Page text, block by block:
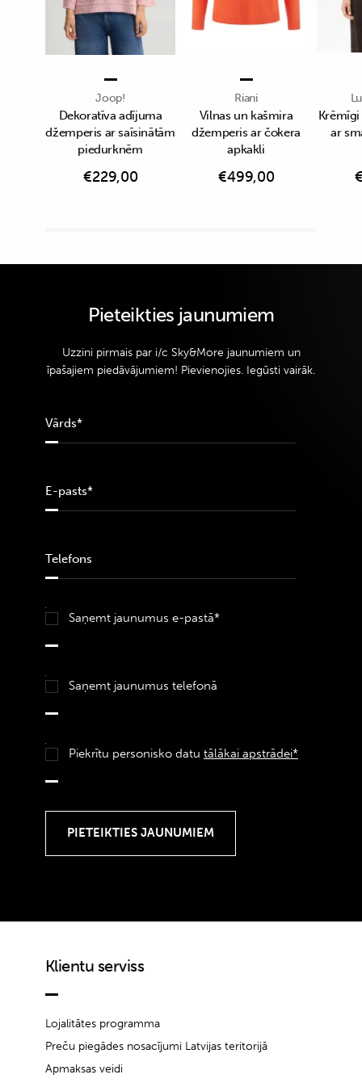
Joop!
Dekoratīva adījuma
džemperis ar saīsinātām
piedurknēm
€229,00
Riani
Vilnas un kašmira
džemperis ar čokera
apkakli
€499,00
ar
Pieteikties jaunumiem
Uzzini pirmais par i/c Sky&More jaunumiem un
īpašajiem piedāvājumiem! Pievienojies. Iegūsti vairāk.
Saņemt jaunumus e-pastā*
Saņemt jaunumus telefonā
Piekrītu personisko datu tālākai apstrādei*
Klientu serviss
Lojalitātes programma
Preču piegādes nosacījumi Latvijas teritorijā
Apmaksas veidi